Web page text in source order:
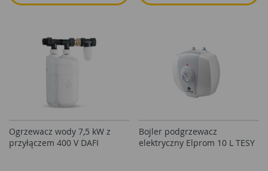
Ogrzewacz wody 7,5 kW z
przyłączem 400 V DAFI
Bojler podgrzewacz
elektryczny Elprom 10 L TESY